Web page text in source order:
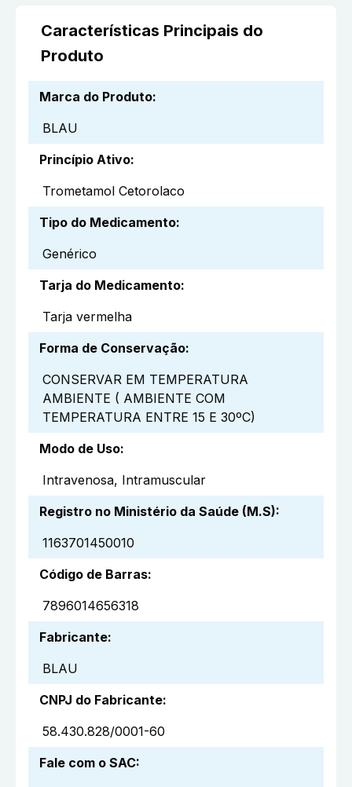
Características Principais do
Produto
Marca do Produto:
BLAU
Princípio Ativo:
Trometamol Cetorolaco
Tipo do Medicamento:
Genérico
Tarja do Medicamento:
Tarja vermelha
Forma de Conservação:
CONSERVAR EM TEMPERATURA
AMBIENTE ( AMBIENTE COM
TEMPERATURA ENTRE 15 E 30ºC)
Modo de Uso:
Intravenosa, Intramuscular
Registro no Ministério da Saúde (M.S):
1163701450010
Código de Barras:
7896014656318
Fabricante:
BLAU
CNPJ do Fabricante:
58.430.828/0001-60
Fale com o SAC: